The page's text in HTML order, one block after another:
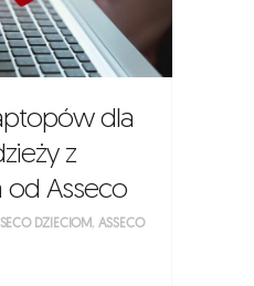
dla
z
od Asseco
DZIECIOM, ASSECO